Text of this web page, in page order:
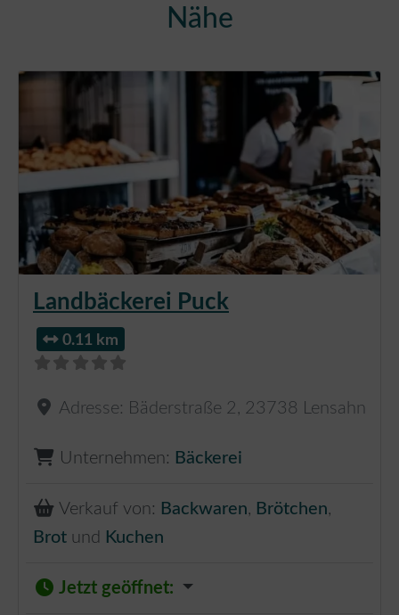
Nähe
Landbäckerei Puck
0.11 km
Adresse: Bäderstraße 2 , 23738 Lensahn
Unternehmen: Bäckerei
Verkauf von: Backwaren, Brötchen,
Brot und Kuchen
Jetzt geöffnet: